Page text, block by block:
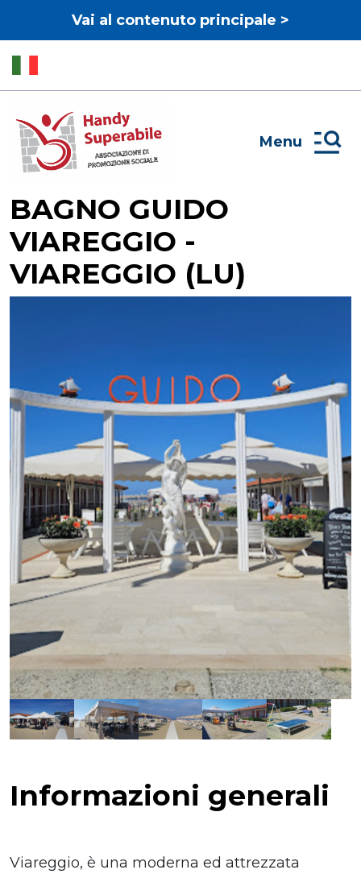
Vai al contenuto principale >
Menu
BAGNO GUIDO
VIAREGGIO -
VIAREGGIO (LU)
Informazioni generali
Viareggio, è una moderna ed attrezzata